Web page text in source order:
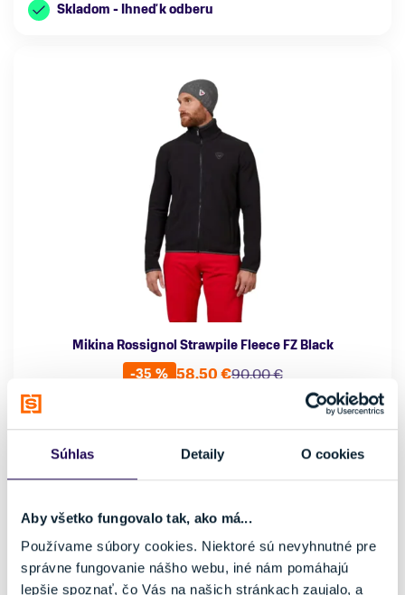
Súhlas Detaily O cookies
Aby všetko fungovalo tak, ako má...
Používame súbory cookies. Niektoré sú nevyhnutné pre
správne fungovanie nášho webu, iné nám pomáhajú
lepšie spoznať, čo Vás na našich stránkach zaujalo, a
Skladom - Ihneď k odberu
Mikina Rossignol Strawpile Fleece FZ Black
-35 %
90,00 €
58,50 €
Pohlavie
Pánske
Čierna
Vhodné na
Typ oblečenia
Rossignol
Veľkosť
XXL